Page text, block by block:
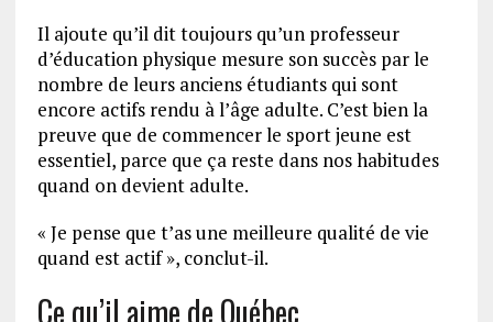
Il ajoute qu’il dit toujours qu’un professeur
d’éducation physique mesure son succès par le
nombre de leurs anciens étudiants qui sont
encore actifs rendu à l’âge adulte. C’est bien la
preuve que de commencer le sport jeune est
essentiel, parce que ça reste dans nos habitudes
quand on devient adulte.
« Je pense que t’as une meilleure qualité de vie
quand est actif », conclut-il.
Ce qu’il aime de Québec